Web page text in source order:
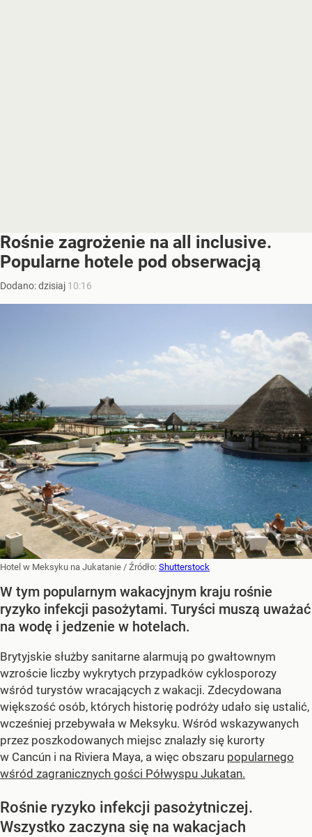
Rośnie zagrożenie na all inclusive.
Popularne hotele pod obserwacją
Dodano:dzisiaj 10:16
Hotel w Meksyku na Jukatanie / Źródło: Shutterstock
W tym popularnym wakacyjnym kraju rośnie
ryzyko infekcji pasożytami. Turyści muszą uważać
na wodę i jedzenie w hotelach.
Brytyjskie służby sanitarne alarmują po gwałtownym
wzroście liczby wykrytych przypadków cyklosporozy
wśród turystów wracających z wakacji. Zdecydowana
większość osób, których historię podróży udało się ustalić,
wcześniej przebywała w Meksyku. Wśród wskazywanych
przez poszkodowanych miejsc znalazły się kurorty
w Cancún i na Riviera Maya, a więc obszaru popularnego
wśród zagranicznych gości Półwyspu Jukatan.
Rośnie ryzyko infekcji pasożytniczej.
Wszystko zaczyna się na wakacjach